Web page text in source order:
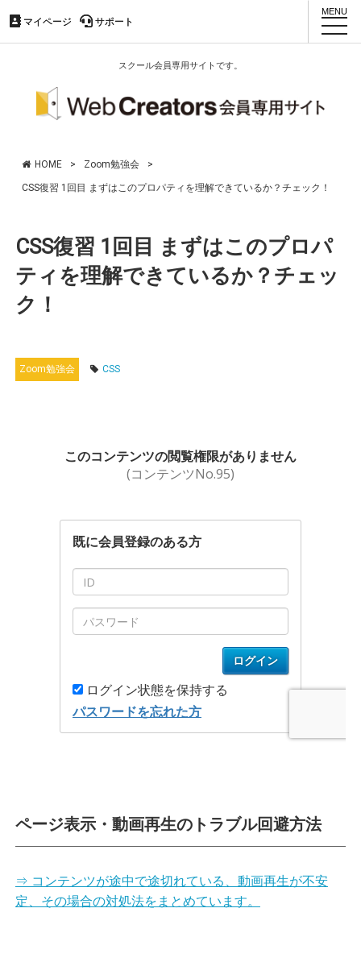
スクール会員専用サイトです。
toggle
マイページ サポート
HOME > Zoom勉強会 >
CSS復習 1回目 まずはこのプロパティを理解できているか？チェック！
CSS復習 1回目 まずはこのプロパ
ティを理解できているか？チェッ
ク！
Zoom勉強会 CSS
ページ表示・動画再生のトラブル回避方法
⇒ コンテンツが途中で途切れている、動画再生が不安
定、その場合の対処法をまとめています。
マイページ サポート